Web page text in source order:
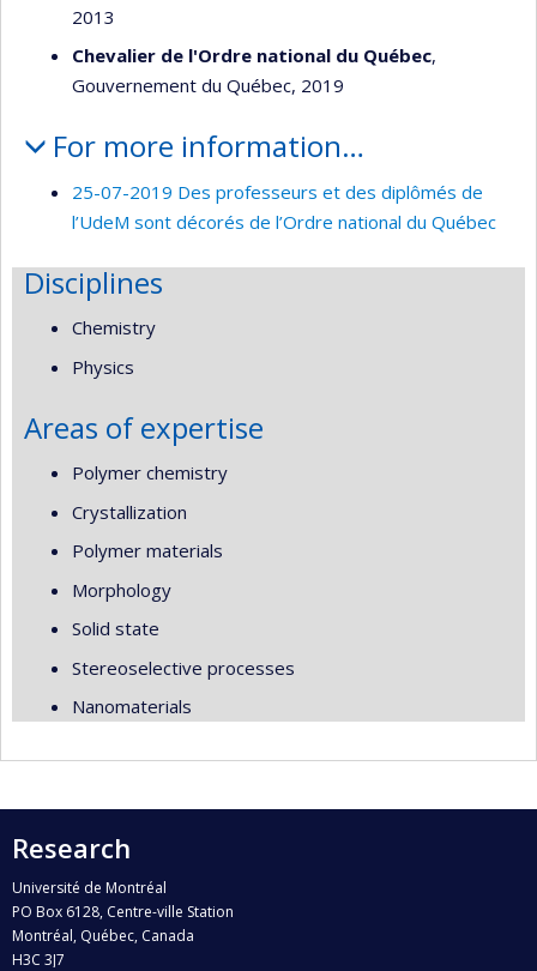
2013
Chevalier de l'Ordre national du Québec,
Gouvernement du Québec, 2019
For more information…
25-07-2019 Des professeurs et des diplômés de
l’UdeM sont décorés de l’Ordre national du Québec
Disciplines
Chemistry
Physics
Areas of expertise
Polymer chemistry
Crystallization
Polymer materials
Morphology
Solid state
Stereoselective processes
Nanomaterials
Research
Université de Montréal
PO Box 6128, Centre-ville Station
Montréal, Québec, Canada
H3C 3J7